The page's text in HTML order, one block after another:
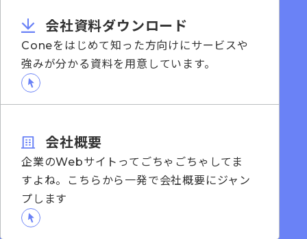
会社資料ダウンロード
Coneをはじめて知った方向けにサービスや
強みが分かる資料を用意しています。
会社概要
企業のWebサイトってごちゃごちゃしてま
すよね。こちらから一発で会社概要にジャン
プします